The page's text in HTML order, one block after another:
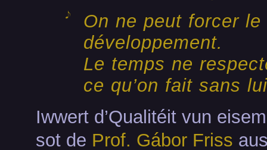
On ne peut forcer le
développement.
Le temps ne
ce qu’on fait sans
Iwwert d’Qualitéit vun
sot de Prof. Gábor Friss